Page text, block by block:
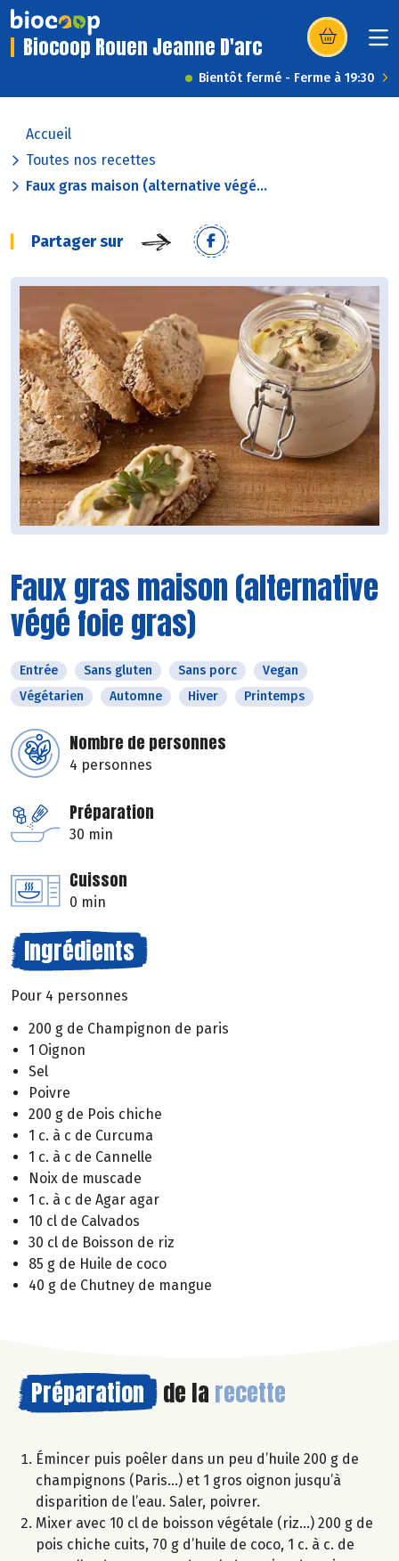
Biocoop Rouen Jeanne D'arc (s’ouvre dans
Bientôt fermé - Ferme à 19:30
Accueil
Toutes nos recettes
Faux gras maison (alternative végé...
Partager sur
Faux gras maison (alternative
végé foie gras)
Entrée Sans gluten Sans porc
Vegan
Végétarien
Automne Hiver Printemps
Nombre de personnes
4 personnes
Préparation
30 min
Cuisson
0 min
Ingrédients
Pour 4 personnes
200 g de Champignon de paris
1 Oignon
Sel
Poivre
200 g de Pois chiche
1 c. à c de Curcuma
1 c. à c de Cannelle
Noix de muscade
1 c. à c de Agar agar
10 cl de Calvados
30 cl de Boisson de riz
85 g de Huile de coco
40 g de Chutney de mangue
Préparation de la recette
Émincer puis poêler dans un peu d’huile 200 g de
champignons (Paris…) et 1 gros oignon jusqu’à
disparition de l’eau. Saler, poivrer.
Mixer avec 10 cl de boisson végétale (riz…) 200 g de
pois chiche cuits, 70 g d’huile de coco, 1 c. à c. de